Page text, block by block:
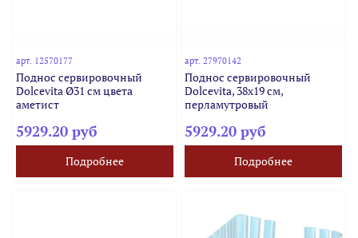
арт. 12570177
Поднос сервировочный
Dolcevita Ø31 см цвета
аметист
5929.20 руб
Подробнее
арт. 27970142
Поднос сервировочный
Dolcevita, 38х19 см,
перламутровый
5929.20 руб
Подробнее